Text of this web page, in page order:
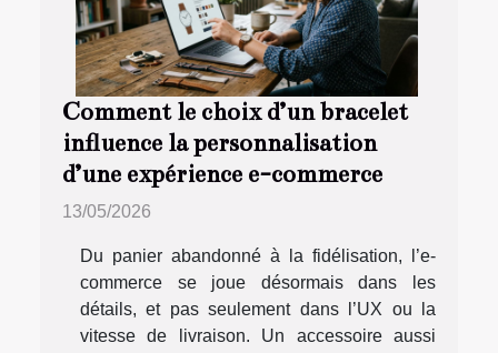
Comment le choix d’un bracelet
influence la personnalisation
d’une expérience e-commerce
13/05/2026
Du panier abandonné à la fidélisation, l’e-
commerce se joue désormais dans les
détails, et pas seulement dans l’UX ou la
vitesse de livraison. Un accessoire aussi